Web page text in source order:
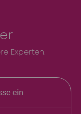
Experten.